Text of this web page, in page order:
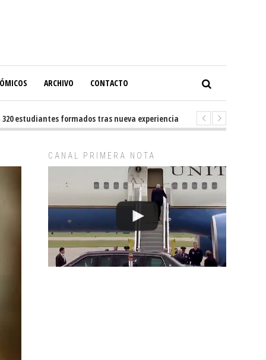
ARCHIVO CONTACTO
formados tras nueva experiencia internacional en Buenos Aires
CANAL PRIMERA NOTA